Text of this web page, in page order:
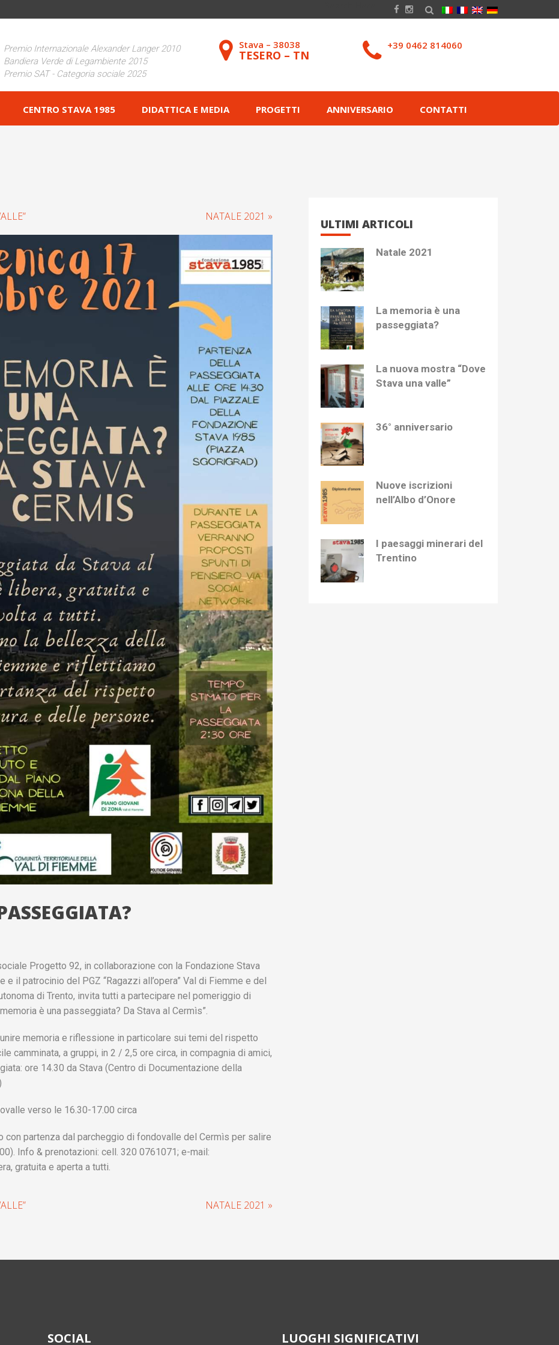
Premio Internazionale Alexander Langer 2010
Bandiera Verde di Legambiente 2015
Premio SAT - Categoria sociale 2025
Stava – 38038
TESERO – TN
+39 0462 814060
CENTRO STAVA 1985 DIDATTICA E MEDIA PROGETTI ANNIVERSARIO CONTATTI
NATALE 2021 »
Progetto 92, in collaborazione con la Fondazione Stava
il patrocinio del PGZ “Ragazzi all’opera” Val di Fiemme e del
di Trento, invita tutti a partecipare nel pomeriggio di
è una passeggiata? Da Stava al Cermìs”.
memoria e riflessione in particolare sui temi del rispetto
camminata, a gruppi, in 2 / 2,5 ore circa, in compagnia di amici,
ore 14.30 da Stava (Centro di Documentazione della
verso le 16.30-17.00 circa
partenza dal parcheggio di fondovalle del Cermìs per salire
Info & prenotazioni: cell. 320 0761071; e-mail:
gratuita e aperta a tutti.
NATALE 2021 »
ULTIMI ARTICOLI
Natale 2021
La memoria è una
passeggiata?
La nuova mostra “Dove
Stava una valle”
36° anniversario
Nuove iscrizioni
nell’Albo d’Onore
I paesaggi minerari del
Trentino
SOCIAL LUOGHI SIGNIFICATIVI